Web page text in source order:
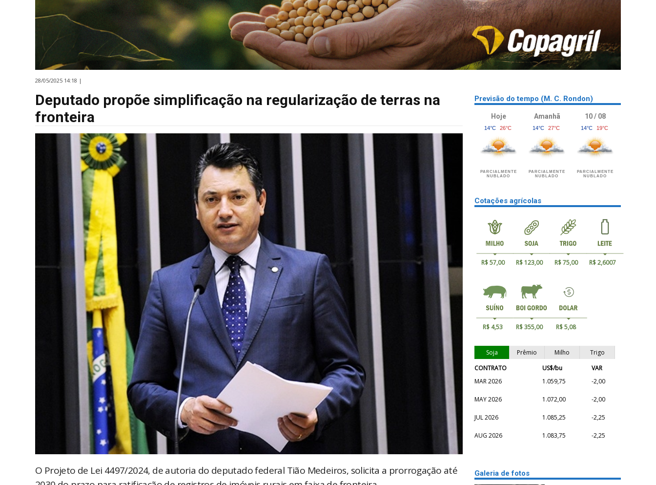
28/05/2025 14:18 |
Deputado propõe simplificação na regularização de terras na
fronteira
O Projeto de Lei 4497/2024, de autoria do deputado federal Tião Medeiros, solicita a prorrogação até
Previsão do tempo (M. C. Rondon)
Hoje
14°C 26°C
PARCIALMENTE
NUBLADO
Amanhã
14°C 27°C
PARCIALMENTE
NUBLADO
10 / 08
14°C 19°C
PARCIALMENTE
NUBLADO
Cotações agrícolas
R$ 57,00 R$ 123,00 R$ 75,00 R$ 2,6007
R$ 4,53 R$ 355,00 R$ 5,08
Soja Prêmio Milho
Trigo
CONTRATO
US$/bu
VAR
MAR 2026
1.059,75 -2,00
MAY 2026 1.072,00 -2,00
JUL 2026 1.085,25 -2,25
AUG 2026 1.083,75 -2,25
Galeria de fotos